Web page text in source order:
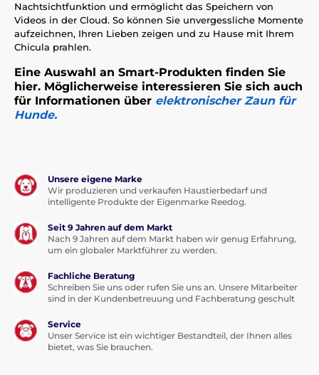
Nachtsichtfunktion und ermöglicht das Speichern von
Videos in der Cloud. So können Sie unvergessliche Momente
aufzeichnen, Ihren Lieben zeigen und zu Hause mit Ihrem
Chicula prahlen.
Eine Auswahl an Smart-Produkten finden Sie
hier. Möglicherweise interessieren Sie sich auch
für Informationen über elektronischer Zaun für
Hunde.
Unsere eigene Marke
Wir produzieren und verkaufen Haustierbedarf und
intelligente Produkte der Eigenmarke Reedog.
Seit 9 Jahren auf dem Markt
Nach 9 Jahren auf dem Markt haben wir genug Erfahrung,
um ein globaler Marktführer zu werden.
Fachliche Beratung
Schreiben Sie uns oder rufen Sie uns an. Unsere Mitarbeiter
sind in der Kundenbetreuung und Fachberatung geschult
Service
Unser Service ist ein wichtiger Bestandteil, der Ihnen alles
bietet, was Sie brauchen.